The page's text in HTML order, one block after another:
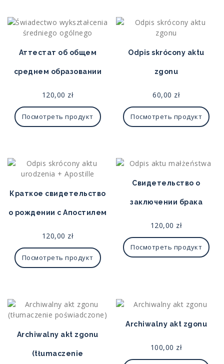
Аттестат об общем
среднем образовании
120,00 zł
Посмотреть продукт
Odpis skrócony aktu
zgonu
60,00 zł
Посмотреть продукт
Краткое свидетельство
о рождении с Апостилем
120,00 zł
Посмотреть продукт
Свидетельство о
заключении брака
120,00 zł
Посмотреть продукт
Archiwalny akt zgonu
(tłumaczenie
Archiwalny akt zgonu
100,00 zł